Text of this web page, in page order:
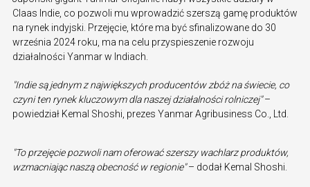
Claas Indie, co pozwoli mu wprowadzić szerszą gamę produktów
na rynek indyjski. Przejęcie, które ma być sfinalizowane do 30
września 2024 roku, ma na celu przyspieszenie rozwoju
działalności Yanmar w Indiach.
"Indie są jednym z największych producentów zbóż na świecie, co
czyni ten rynek kluczowym dla naszej działalności rolniczej"–
powiedział Kemal Shoshi, prezes Yanmar Agribusiness Co., Ltd.
"To przejęcie pozwoli nam oferować szerszy wachlarz produktów,
wzmacniając naszą obecność w regionie"– dodał Kemal Shoshi.